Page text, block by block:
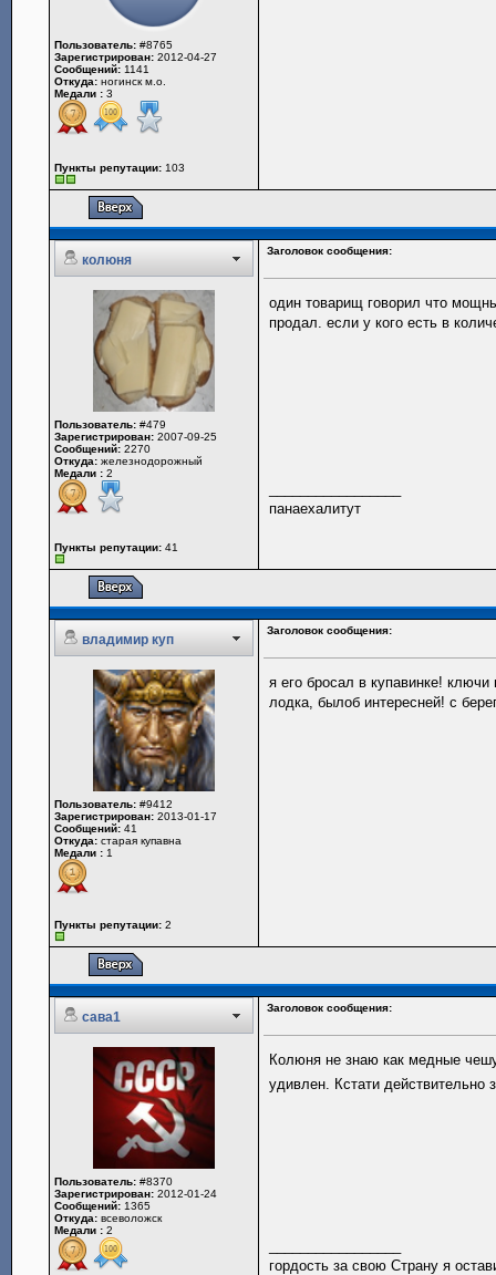
Пользователь: #8765
Зарегистрирован: 2012-04-27
Сообщений: 1141
Откуда: ногинск м.о.
Медали : 3
Пункты репутации: 103
колюня
Заголовок сообщения:
Пользователь: #479
Зарегистрирован: 2007-09-25
Сообщений: 2270
Откуда: железнодорожный
Медали : 2
Пункты репутации: 41
один товарищ говорил что
продал. если у кого есть в
панаехалитут
владимир куп
Заголовок сообщения:
Пользователь: #9412
Зарегистрирован: 2013-01-17
Сообщений: 41
Откуда: старая купавна
Медали : 1
Пункты репутации: 2
я его бросал в купавинке!
лодка, былоб интересней! с
сава1
Заголовок сообщения:
Пользователь: #8370
Зарегистрирован: 2012-01-24
Сообщений: 1365
Откуда: всеволожск
Медали : 2
Колюня не знаю как медные
удивлен. Кстати действительно
гордость за свою Страну я